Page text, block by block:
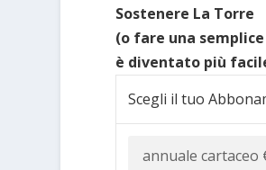
Sostenere La Torre
(o fare una
è diventato più
Scegli il tuo